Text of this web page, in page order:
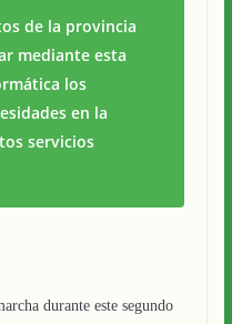
de la provincia
mediante esta
los
en la
servicios
durante este segundo